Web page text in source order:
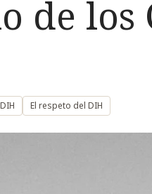
de los
El respeto del DIH